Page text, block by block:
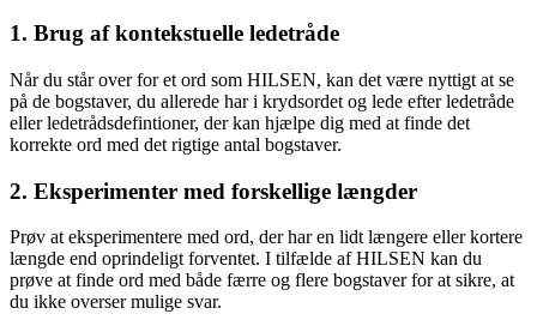
1. Brug af kontekstuelle ledetråde
Når du står over for et ord som HILSEN, kan det være nyttigt at se
på de bogstaver, du allerede har i krydsordet og lede efter ledetråde
eller ledetrådsdefintioner, der kan hjælpe dig med at finde det
korrekte ord med det rigtige antal bogstaver.
2. Eksperimenter med forskellige længder
Prøv at eksperimentere med ord, der har en lidt længere eller kortere
længde end oprindeligt forventet. I tilfælde af HILSEN kan du
prøve at finde ord med både færre og flere bogstaver for at sikre, at
du ikke overser mulige svar.